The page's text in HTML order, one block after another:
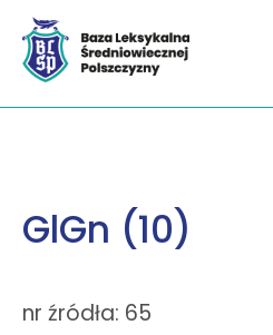
GlGn (10)
nr źródła: 65